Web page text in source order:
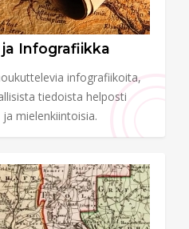
Infografiikka
infografiikoita,
tiedoista helposti
mielenkiintoisia.